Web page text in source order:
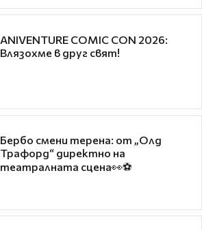
ANIVENTURE COMIC CON 2026:
Влязохме в друг свят!
Бербо смени терена: от „Олд
Трафорд“ директно на
театралната сцена👀⚽